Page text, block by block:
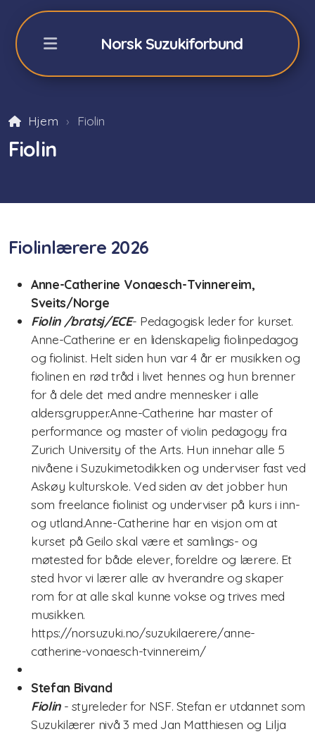
Norsk Suzukiforbund
Hjem Fiolin
Fiolin
Fiolinlærere 2026
Anne-Catherine Vonaesch-Tvinnereim,
Sveits/Norge
Fiolin /bratsj/ECE- Pedagogisk leder for kurset.
Anne-Catherine er en lidenskapelig fiolinpedagog
og fiolinist. Helt siden hun var 4 år er musikken og
fiolinen en rød tråd i livet hennes og hun brenner
for å dele det med andre mennesker i alle
aldersgrupper.Anne-Catherine har master of
performance og master of violin pedagogy fra
Zurich University of the Arts. Hun innehar alle 5
nivåene i Suzukimetodikken og underviser fast ved
Askøy kulturskole. Ved siden av det jobber hun
som freelance fiolinist og underviser på kurs i inn-
og utland.Anne-Catherine har en visjon om at
kurset på Geilo skal være et samlings- og
møtested for både elever, foreldre og lærere. Et
sted hvor vi lærer alle av hverandre og skaper
rom for at alle skal kunne vokse og trives med
musikken.
https://norsuzuki.no/suzukilaerere/anne-
catherine-vonaesch-tvinnereim/
Stefan Bivand
Fiolin - styreleder for NSF. Stefan er utdannet som
Suzukilærer nivå 3 med Jan Matthiesen og Lilja
NSFs Sommerkurs Geilo
Påmelding sommerkurs -26
Akkompagnatører
Orkester/teori/Dalcroze
Praktisk
Nasjonalt pianokurs
Lærerkurs/Teacher training
Fiolin/violinTeacher Training
Cello Teacher training
Statutter for Norsk Suzukiforbund
Suzukimetoden
Lenker og litteratur
Arkiv